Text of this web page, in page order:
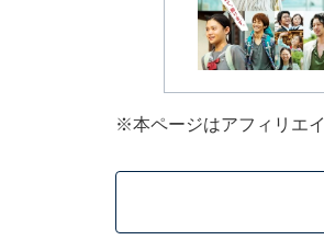
※本ページはアフィリエ